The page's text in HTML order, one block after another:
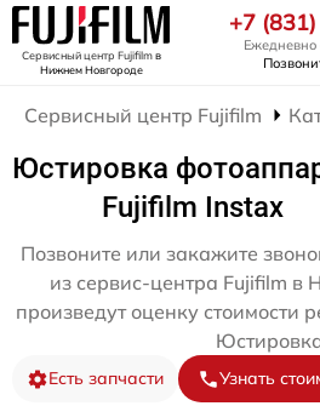
Сервисный центр Fujifilmв
Нижнем Новгороде
+7
Сервисный центр Fujifilm
Юстировка
Fujifilm Instax
Позвоните или закажите
из сервис-центра Fujifilm в
произведут оценку стоимости
Есть запчасти Узнать